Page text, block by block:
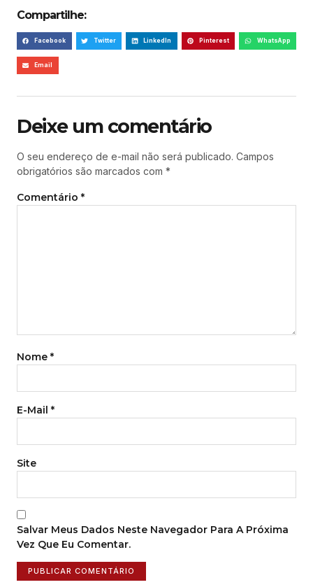
Compartilhe:
Facebook Twitter LinkedIn Pinterest WhatsApp
Email
Deixe um comentário
O seu endereço de e-mail não será publicado. Campos
obrigatórios são marcados com *
Comentário *
Nome *
E-Mail *
Site
Salvar Meus Dados Neste Navegador Para A Próxima
Vez Que Eu Comentar.